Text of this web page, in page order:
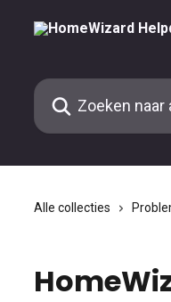
Zoeken naar artikelen ...
Alle collecties